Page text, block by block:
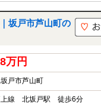
坂戸市芦山町の
万円
戸市芦山町
上線 北坂戸駅 徒歩6分